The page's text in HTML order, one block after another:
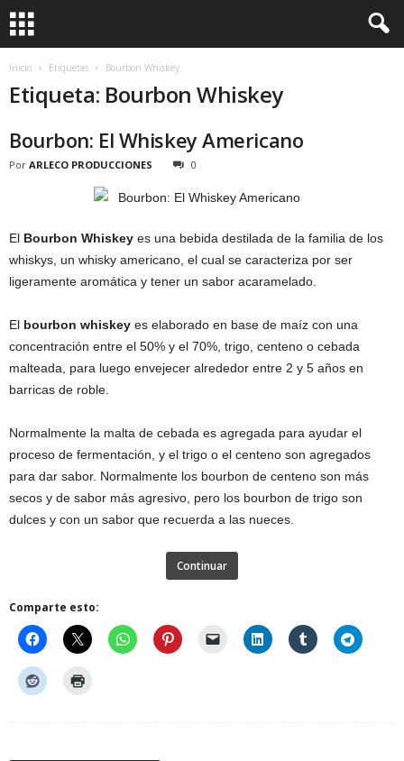
Inicio Etiquetas Bourbon Whiskey
Etiqueta: Bourbon Whiskey
Bourbon: El Whiskey Americano
Por ARLECO PRODUCCIONES 0
El Bourbon Whiskey es una bebida destilada de la familia de los
whiskys, un whisky americano, el cual se caracteriza por ser
ligeramente aromática y tener un sabor acaramelado.
El bourbon whiskey es elaborado en base de maíz con una
concentración entre el 50% y el 70%, trigo, centeno o cebada
malteada, para luego envejecer alrededor entre 2 y 5 años en
barricas de roble.
Normalmente la malta de cebada es agregada para ayudar el
proceso de fermentación, y el trigo o el centeno son agregados
para dar sabor. Normalmente los bourbon de centeno son más
secos y de sabor más agresivo, pero los bourbon de trigo son
dulces y con un sabor que recuerda a las nueces.
Continuar
Comparte esto: